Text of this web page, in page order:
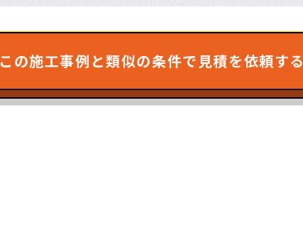
この施工事例と類似の条件で見積を依頼する